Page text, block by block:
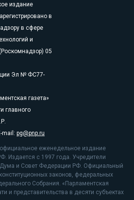
издание
в
в сфере
и
05
Эл № ФС77-
газета»
главного
mail: pg@pnp.ru
официальное еженедельное издание
Издается с 1997 года. Учредители
Дума и Совет Федерации РФ. Официальный
законов, федеральных
Собрания. «Парламентская
и представительства в десяти субъектах